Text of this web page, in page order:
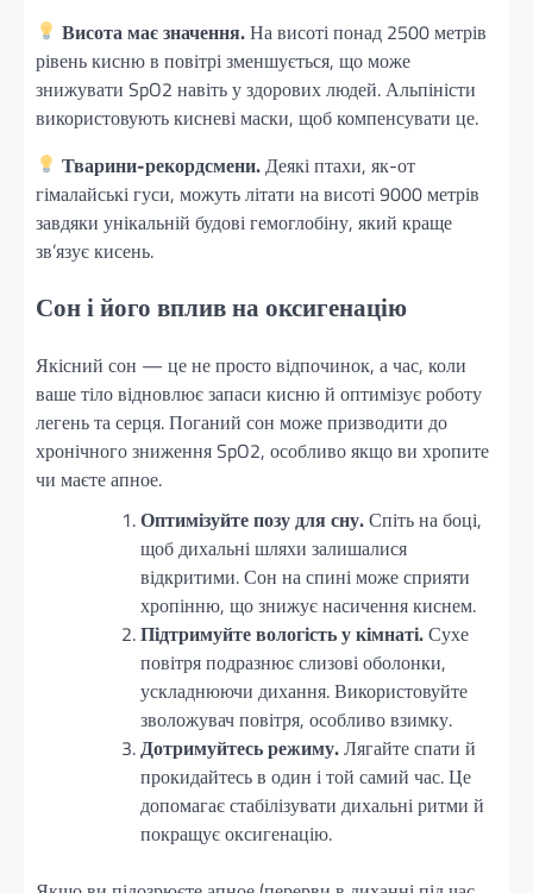
Висота має значення.На висоті понад 2500 метрів
рівень кисню в повітрі зменшується, що може
знижувати SpO2 навіть у здорових людей. Альпіністи
використовують кисневі маски, щоб компенсувати це.
Тварини-рекордсмени.Деякі птахи, як-от
гімалайські гуси, можуть літати на висоті 9000 метрів
завдяки унікальній будові гемоглобіну, який краще
зв’язує кисень.
Сон і його вплив на оксигенацію
Якісний сон — це не просто відпочинок, а час, коли
ваше тіло відновлює запаси кисню й оптимізує роботу
легень та серця. Поганий сон може призводити до
хронічного зниження SpO2, особливо якщо ви хропите
чи маєте апное.
Оптимізуйте позу для сну.Спіть на боці,
щоб дихальні шляхи залишалися
відкритими. Сон на спині може сприяти
хропінню, що знижує насичення киснем.
Підтримуйте вологість у кімнаті.Сухе
повітря подразнює слизові оболонки,
ускладнюючи дихання. Використовуйте
зволожувач повітря, особливо взимку.
Дотримуйтесь режиму.Лягайте спати й
прокидайтесь в один і той самий час. Це
допомагає стабілізувати дихальні ритми й
покращує оксигенацію.